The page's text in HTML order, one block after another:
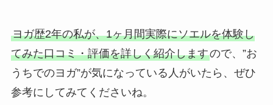
ヨガ歴2年の私が、1ヶ月間実際にソエルを体験し
てみた口コミ・評価を詳しく紹介しますので、”お
うちでのヨガ”が気になっている人がいたら、ぜひ
参考にしてみてくださいね。